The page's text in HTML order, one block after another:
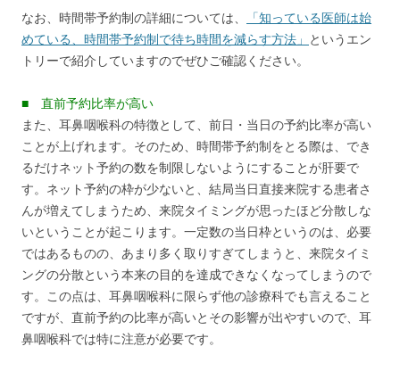
なお、時間帯予約制の詳細については、
「知っている医師は始
めている、時間帯予約制で待ち時間を減らす方法」 というエン
トリーで紹介していますのでぜひご確認ください。
■ 直前予約比率が高い
また、耳鼻咽喉科の特徴として、前日・当日の予約比率が高い
ことが上げれます。そのため、時間帯予約制をとる際は、でき
るだけネット予約の数を制限しないようにすることが肝要で
す。ネット予約の枠が少ないと、結局当日直接来院する患者さ
んが増えてしまうため、来院タイミングが思ったほど分散しな
いということが起こります。一定数の当日枠というのは、必要
ではあるものの、あまり多く取りすぎてしまうと、来院タイミ
ングの分散という本来の目的を達成できなくなってしまうので
す。この点は、耳鼻咽喉科に限らず他の診療科でも言えること
ですが、直前予約の比率が高いとその影響が出やすいので、耳
鼻咽喉科では特に注意が必要です。